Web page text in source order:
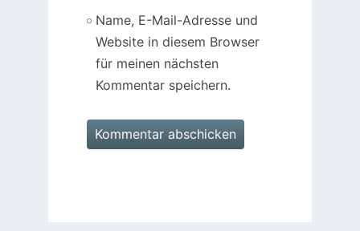
Name, E-Mail-Adresse und
Website in diesem Browser
für meinen nächsten
Kommentar speichern.